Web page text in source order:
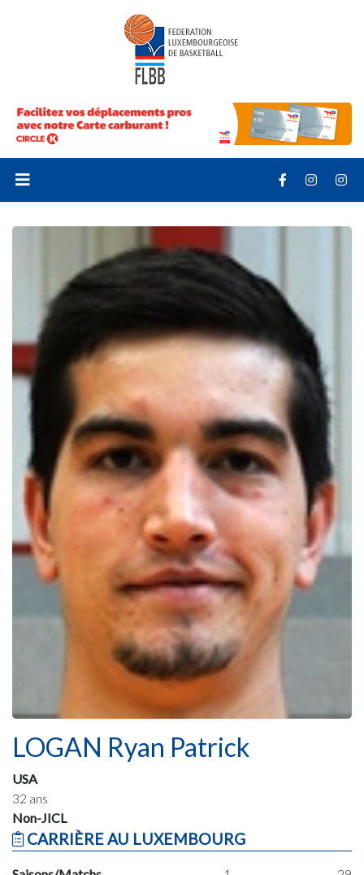
LOGAN Ryan Patrick
USA
32 ans
Non-JICL
CARRIÈRE AU LUXEMBOURG